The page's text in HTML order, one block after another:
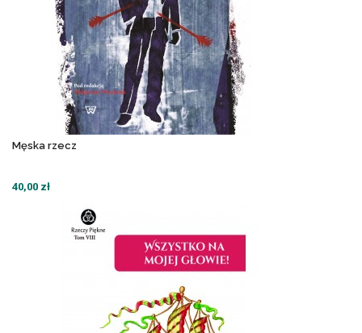
Męska rzecz
40,00 zł